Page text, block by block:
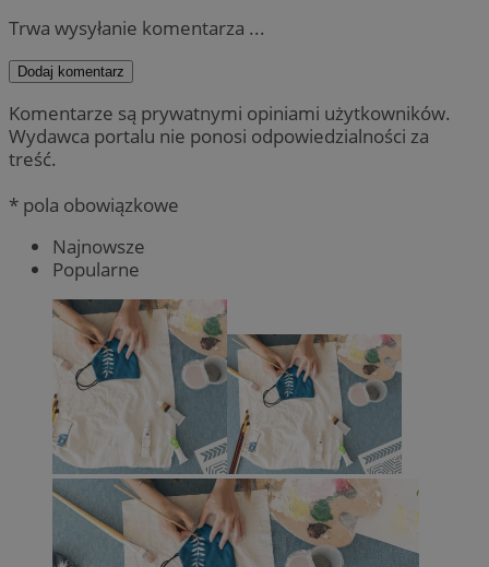
Trwa wysyłanie komentarza ...
Dodaj komentarz
Komentarze są prywatnymi opiniami użytkowników.
Wydawca portalu nie ponosi odpowiedzialności za
treść.
* pola obowiązkowe
Najnowsze
Popularne